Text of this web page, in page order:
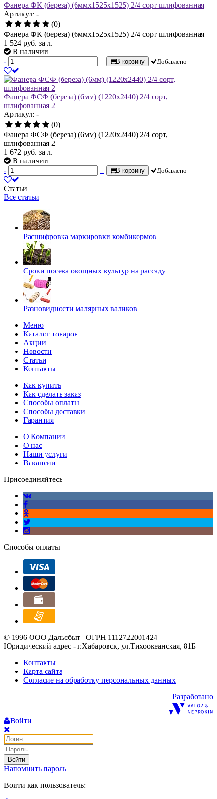
Фанера ФК (береза) (6ммх1525х1525) 2/4 сорт шлифованная
Артикул: -
(0)
Фанера ФК (береза) (6ммх1525х1525) 2/4 сорт шлифованная
1 524 руб. за л.
В наличии
-
+ В корзину Добавлено
Фанера ФСФ (береза) (6мм) (1220х2440) 2/4 сорт,
шлифованная 2
Артикул: -
(0)
Фанера ФСФ (береза) (6мм) (1220х2440) 2/4 сорт,
шлифованная 2
1 672 руб. за л.
В наличии
-
+ В корзину Добавлено
Статьи
Все статьи
Расшифровка маркировки комбикормов
Сроки посева овощных культур на рассаду
Разновидности малярных валиков
Меню
Каталог товаров
Акции
Новости
Статьи
Контакты
Как купить
Как сделать заказ
Способы оплаты
Способы доставки
Гарантия
О Компании
О нас
Наши услуги
Вакансии
Присоединяйтесь
Способы оплаты
© 1996 ООО Дальсбыт | ОГРН 1112722001424
Юридический адрес - г.Хабаровск, ул.Тихоокеанская, 81Б
Контакты
Карта сайта
Согласие на обработку персональных данных
Разработано
Войти
Войти
Напомнить пароль
Войти как пользователь: